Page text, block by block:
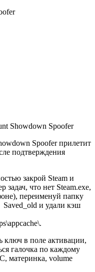
Showdown Spoofer
Spoofer прилетит
подтверждения
закрой Steam и
задач, что нет Steam.exe,
переименуй папку
и удали кэш
ключ в поле активации,
галочка по каждому
материнка, volume